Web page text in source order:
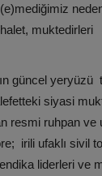
güncel yeryüzü
siyasi
resmi ruhpan ve
irili ufaklı sivil
liderleri ve